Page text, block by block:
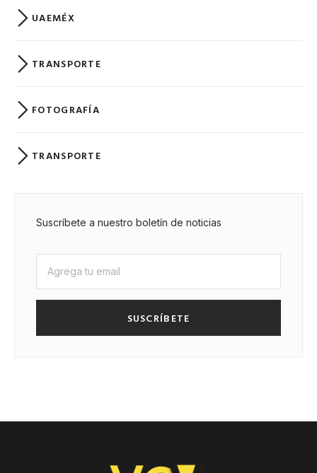
UAEMÉX
TRANSPORTE
FOTOGRAFÍA
TRANSPORTE
Suscríbete a nuestro boletín de noticias
SUSCRÍBETE